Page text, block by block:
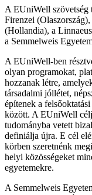
A EUniWell
Firenzei
(Hollandia), a
a Semmelweis
A EUniWell-ben
olyan programokat,
hozzanak létre,
társadalmi jóllétet,
építenek a
között. A EUniWell
tudományba vetett
definiálja újra. E cél
körben szeretnénk
helyi közösségeket
egyetemekre.
A Semmelweis